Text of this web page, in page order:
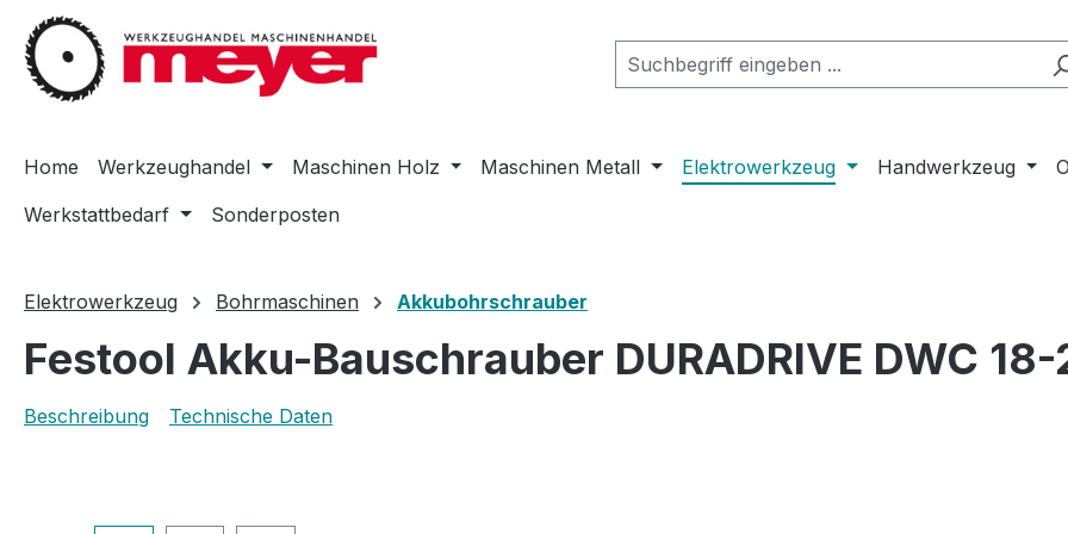
Hauptinhalt springen
Zur Suche springen
Zur Hauptnavigation springen
Home Werkzeughandel Maschinen Holz Maschinen Metall Elektrowerkzeug Handwerkzeug
Werkstattbedarf
Sonderposten
Elektrowerkzeug Bohrmaschinen Akkubohrschrauber
Festool Akku-Bauschrauber DURADRIVE DWC
Beschreibung Technische Daten